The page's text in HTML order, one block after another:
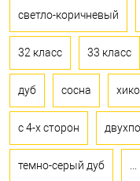
светло-коричневый
32 класс 33 класс
дуб сосна
с 4-х сторон
темно-серый дуб